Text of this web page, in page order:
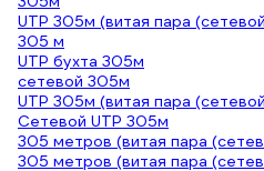
UTP 305м (витая пара
305 м
UTP бухта 305м
сетевой 305м
UTP 305м (витая пара
Сетевой UTP 305м
305 метров (витая пара
305 метров (витая пара